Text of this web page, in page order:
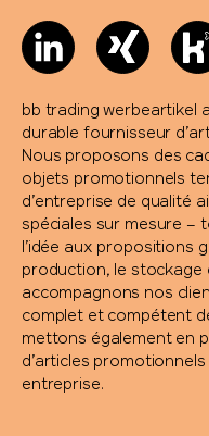
bb trading werbeartikel
durable fournisseur
Nous proposons des
objets promotionnels
d’entreprise de qualité
spéciales sur mesure –
l’idée aux propositions
production, le stockage
accompagnons nos
complet et compétent
mettons également en
d’articles
entreprise.